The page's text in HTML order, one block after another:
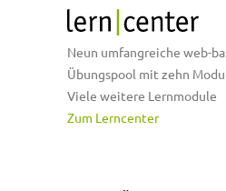
Neun umfangreiche web-
Übungspool mit zehn
Viele weitere Lernmodule
Zum Lerncenter